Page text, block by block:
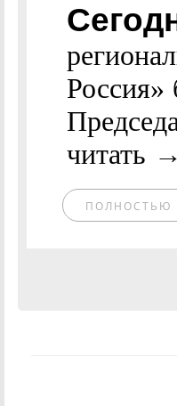
Россия»
читать
ПОЛНОСТЬЮ